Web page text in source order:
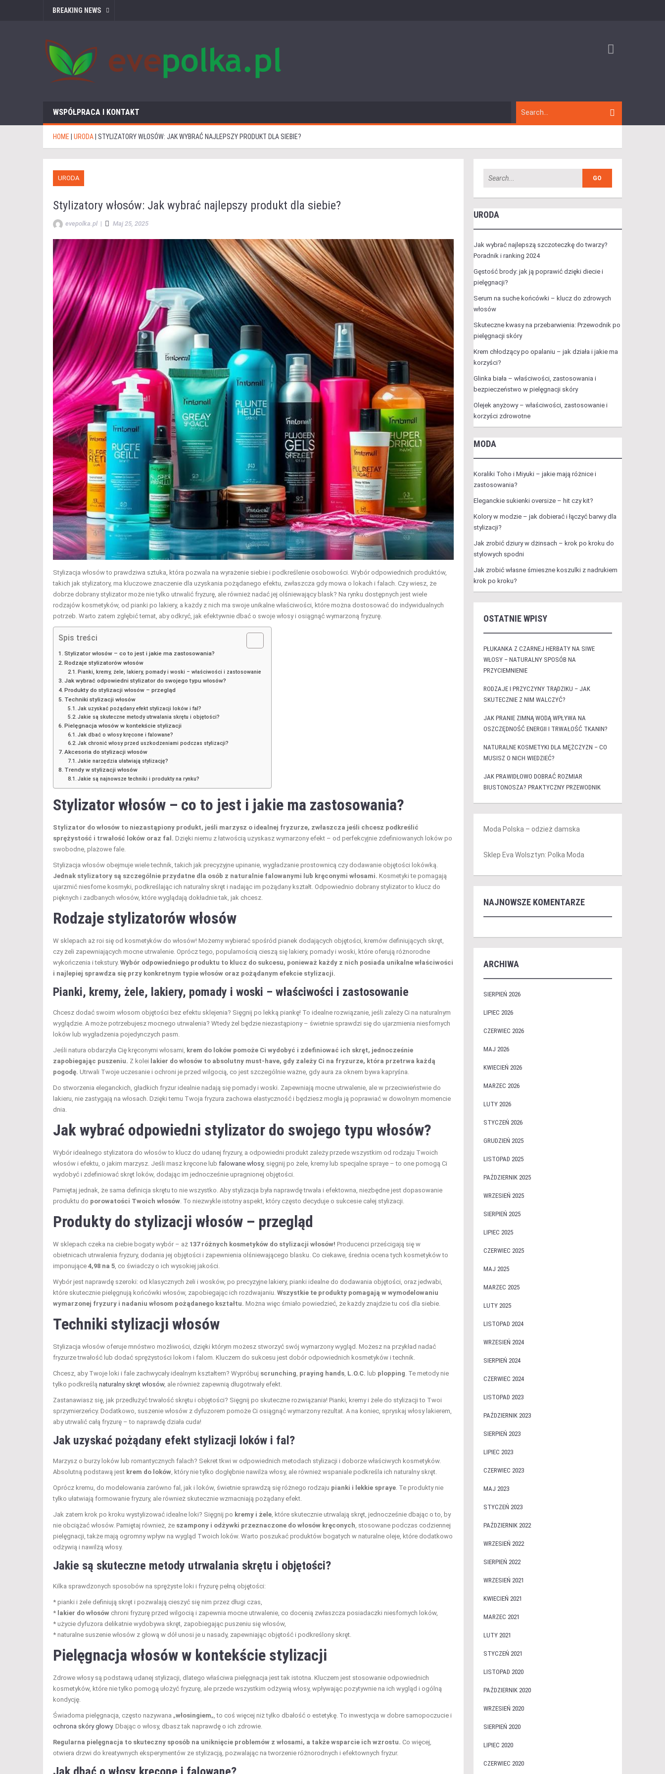
BREAKING NEWS
WSPÓŁPRACA I KONTAKT
HOME URODA STYLIZATORY WŁOSÓW: JAK WYBRAĆ NAJLEPSZY PRODUKT DLA SIEBIE?
URODA
Stylizatory włosów: Jak wybrać najlepszy produkt dla siebie?
evepolka.pl | Maj 25, 2025
Stylizacja włosów to prawdziwa sztuka, która pozwala na wyrażenie siebie i podkreślenie osobowości. Wybór odpowiednich produktów,
takich jak stylizatory, ma kluczowe znaczenie dla uzyskania pożądanego efektu, zwłaszcza gdy mowa o lokach i falach. Czy wiesz, że
dobrze dobrany stylizator może nie tylko utrwalić fryzurę, ale również nadać jej olśniewający blask? Na rynku dostępnych jest wiele
rodzajów kosmetyków, od pianki po lakiery, a każdy z nich ma swoje unikalne właściwości, które można dostosować do indywidualnych
potrzeb. Warto zatem zgłębić temat, aby odkryć, jak efektywnie dbać o swoje włosy i osiągnąć wymarzoną fryzurę.
Spis treści
Stylizator włosów – co to jest i jakie ma zastosowania?
Rodzaje stylizatorów włosów
Pianki, kremy, żele, lakiery, pomady i woski – właściwości i zastosowanie
Jak wybrać odpowiedni stylizator do swojego typu włosów?
Produkty do stylizacji włosów – przegląd
Techniki stylizacji włosów
Jak uzyskać pożądany efekt stylizacji loków i fal?
Jakie są skuteczne metody utrwalania skrętu i objętości?
Pielęgnacja włosów w kontekście stylizacji
Jak dbać o włosy kręcone i falowane?
Jak chronić włosy przed uszkodzeniami podczas stylizacji?
Akcesoria do stylizacji włosów
Jakie narzędzia ułatwiają stylizację?
Trendy w stylizacji włosów
Jakie są najnowsze techniki i produkty na rynku?
Stylizator włosów – co to jest i jakie ma zastosowania?
Stylizator do włosów to niezastąpiony produkt, jeśli marzysz o idealnej fryzurze, zwłaszcza jeśli chcesz podkreślić
sprężystość i trwałość loków oraz fal. Dzięki niemu z łatwością uzyskasz wymarzony efekt – od perfekcyjnie zdefiniowanych loków po
swobodne, plażowe fale.
Stylizacja włosów obejmuje wiele technik, takich jak precyzyjne upinanie, wygładzanie prostownicą czy dodawanie objętości lokówką.
Jednak stylizatory są szczególnie przydatne dla osób z naturalnie falowanymi lub kręconymi włosami. Kosmetyki te pomagają
ujarzmić niesforne kosmyki, podkreślając ich naturalny skręt i nadając im pożądany kształt. Odpowiednio dobrany stylizator to klucz do
pięknych i zadbanych włosów, które wyglądają dokładnie tak, jak chcesz.
Rodzaje stylizatorów włosów
W sklepach aż roi się od kosmetyków do włosów! Możemy wybierać spośród pianek dodających objętości, kremów definiujących skręt,
czy żeli zapewniających mocne utrwalenie. Oprócz tego, popularnością cieszą się lakiery, pomady i woski, które oferują różnorodne
wykończenia i tekstury. Wybór odpowiedniego produktu to klucz do sukcesu, ponieważ każdy z nich posiada unikalne właściwości
i najlepiej sprawdza się przy konkretnym typie włosów oraz pożądanym efekcie stylizacji.
Pianki, kremy, żele, lakiery, pomady i woski – właściwości i zastosowanie
Chcesz dodać swoim włosom objętości bez efektu sklejenia? Sięgnij po lekką piankę! To idealne rozwiązanie, jeśli zależy Ci na naturalnym
wyglądzie. A może potrzebujesz mocnego utrwalenia? Wtedy żel będzie niezastąpiony – świetnie sprawdzi się do ujarzmienia niesfornych
loków lub wygładzenia pojedynczych pasm.
Jeśli natura obdarzyła Cię kręconymi włosami,
krem do loków pomoże Ci wydobyć i zdefiniować ich skręt, jednocześnie
zapobiegając puszeniu. Z kolei lakier do włosów to absolutny must-have, gdy zależy Ci na fryzurze, która przetrwa każdą
pogodę. Utrwali Twoje uczesanie i ochroni je przed wilgocią, co jest szczególnie ważne, gdy aura za oknem bywa kapryśna.
Do stworzenia eleganckich, gładkich fryzur idealnie nadają się pomady i woski. Zapewniają mocne utrwalenie, ale w przeciwieństwie do
lakieru, nie zastygają na włosach. Dzięki temu Twoja fryzura zachowa elastyczność i będziesz mogła ją poprawiać w dowolnym momencie
dnia.
Jak wybrać odpowiedni stylizator do swojego typu włosów?
Wybór idealnego stylizatora do włosów to klucz do udanej fryzury, a odpowiedni produkt zależy przede wszystkim od rodzaju Twoich
włosów i efektu, o jakim marzysz. Jeśli masz kręcone lub falowane włosy, sięgnij po żele, kremy lub specjalne spraye – to one pomogą Ci
wydobyć i zdefiniować skręt loków, dodając im jednocześnie upragnionej objętości.
Pamiętaj jednak, że sama definicja skrętu to nie wszystko. Aby stylizacja była naprawdę trwała i efektowna, niezbędne jest dopasowanie
produktu do porowatości Twoich włosów . To niezwykle istotny aspekt, który często decyduje o sukcesie całej stylizacji.
Produkty do stylizacji włosów – przegląd
W sklepach czeka na ciebie bogaty wybór – aż 137 różnych kosmetyków do stylizacji włosów! Producenci prześcigają się w
obietnicach utrwalenia fryzury, dodania jej objętości i zapewnienia olśniewającego blasku. Co ciekawe, średnia ocena tych kosmetyków to
imponujące 4,98 na 5 , co świadczy o ich wysokiej jakości.
Wybór jest naprawdę szeroki: od klasycznych żeli i wosków, po precyzyjne lakiery, pianki idealne do dodawania objętości, oraz jedwabi,
które skutecznie pielęgnują końcówki włosów, zapobiegając ich rozdwajaniu. Wszystkie te produkty pomagają w wymodelowaniu
wymarzonej fryzury i nadaniu włosom pożądanego kształtu. Można więc śmiało powiedzieć, że każdy znajdzie tu coś dla siebie.
Techniki stylizacji włosów
Stylizacja włosów oferuje mnóstwo możliwości, dzięki którym możesz stworzyć swój wymarzony wygląd. Możesz na przykład nadać
fryzurze trwałość lub dodać sprężystości lokom i falom. Kluczem do sukcesu jest dobór odpowiednich kosmetyków i technik.
Chcesz, aby Twoje loki i fale zachwycały idealnym kształtem? Wypróbuj scrunching praying hands L.O.C. lub plopping . Te metody nie
tylko podkreślą naturalny skręt włosów, ale również zapewnią długotrwały efekt.
Zastanawiasz się, jak przedłużyć trwałość skrętu i objętości? Sięgnij po skuteczne rozwiązania! Pianki, kremy i żele do stylizacji to Twoi
sprzymierzeńcy. Dodatkowo, suszenie włosów z dyfuzorem pomoże Ci osiągnąć wymarzony rezultat. A na koniec, spryskaj włosy lakierem,
aby utrwalić całą fryzurę – to naprawdę działa cuda!
Jak uzyskać pożądany efekt stylizacji loków i fal?
Marzysz o burzy loków lub romantycznych falach? Sekret tkwi w odpowiednich metodach stylizacji i doborze właściwych kosmetyków.
Absolutną podstawą jest krem do loków , który nie tylko dogłębnie nawilża włosy, ale również wspaniale podkreśla ich naturalny skręt.
Oprócz kremu, do modelowania zarówno fal, jak i loków, świetnie sprawdzą się różnego rodzaju pianki i lekkie spraye . Te produkty nie
tylko ułatwiają formowanie fryzury, ale również skutecznie wzmacniają pożądany efekt.
Jak zatem krok po kroku wystylizować idealne loki? Sięgnij po kremy i żele , które skutecznie utrwalają skręt, jednocześnie dbając o to, by
nie obciążać włosów. Pamiętaj również, że szampony i odżywki przeznaczone do włosów kręconych , stosowane podczas codziennej
pielęgnacji, także mają ogromny wpływ na wygląd Twoich loków. Warto poszukać produktów bogatych w naturalne oleje, które dodatkowo
odżywią i nawilżą włosy.
Jakie są skuteczne metody utrwalania skrętu i objętości?
Kilka sprawdzonych sposobów na sprężyste loki i fryzurę pełną objętości:
* pianki i żele definiują skręt i pozwalają cieszyć się nim przez długi czas,
* lakier do włosów chroni fryzurę przed wilgocią i zapewnia mocne utrwalenie, co docenią zwłaszcza posiadaczki niesfornych loków,
* użycie dyfuzora delikatnie wydobywa skręt, zapobiegając puszeniu się włosów,
* naturalne suszenie włosów z głową w dół unosi je u nasady, zapewniając objętość i podkreślony skręt.
Pielęgnacja włosów w kontekście stylizacji
Zdrowe włosy są podstawą udanej stylizacji, dlatego właściwa pielęgnacja jest tak istotna. Kluczem jest stosowanie odpowiednich
kosmetyków, które nie tylko pomogą ułożyć fryzurę, ale przede wszystkim odżywią włosy, wpływając pozytywnie na ich wygląd i ogólną
kondycję.
Świadoma pielęgnacja, często nazywana „włosingiem„, to coś więcej niż tylko dbałość o estetykę. To inwestycja w dobre samopoczucie i
ochrona skóry głowy. Dbając o włosy, dbasz tak naprawdę o ich zdrowie.
Regularna pielęgnacja to skuteczny sposób na uniknięcie problemów z włosami, a także wsparcie ich wzrostu. Co więcej,
otwiera drzwi do kreatywnych eksperymentów ze stylizacją, pozwalając na tworzenie różnorodnych i efektownych fryzur.
URODA
Jak wybrać najlepszą szczoteczkę do twarzy?
Poradnik i ranking 2024
Gęstość brody: jak ją poprawić dzięki diecie i
pielęgnacji?
Serum na suche końcówki – klucz do zdrowych
włosów
Skuteczne kwasy na przebarwienia: Przewodnik po
pielęgnacji skóry
Krem chłodzący po opalaniu – jak działa i jakie ma
korzyści?
Glinka biała – właściwości, zastosowania i
bezpieczeństwo w pielęgnacji skóry
Olejek anyżowy – właściwości, zastosowanie i
korzyści zdrowotne
MODA
Koraliki Toho i Miyuki – jakie mają różnice i
zastosowania?
Eleganckie sukienki oversize – hit czy kit?
Kolory w modzie – jak dobierać i łączyć barwy dla
stylizacji?
Jak zrobić dziury w dżinsach – krok po kroku do
stylowych spodni
Jak zrobić własne śmieszne koszulki z nadrukiem
krok po kroku?
OSTATNIE WPISY
PŁUKANKA Z CZARNEJ HERBATY NA SIWE
WŁOSY – NATURALNY SPOSÓB NA
PRZYCIEMNIENIE
RODZAJE I PRZYCZYNY TRĄDZIKU – JAK
SKUTECZNIE Z NIM WALCZYĆ?
JAK PRANIE ZIMNĄ WODĄ WPŁYWA NA
OSZCZĘDNOŚĆ ENERGII I TRWAŁOŚĆ TKANIN?
NATURALNE KOSMETYKI DLA MĘŻCZYZN – CO
MUSISZ O NICH WIEDZIEĆ?
JAK PRAWIDŁOWO DOBRAĆ ROZMIAR
BIUSTONOSZA? PRAKTYCZNY PRZEWODNIK
Moda Polska – odzież damska
Sklep Eva Wolsztyn: Polka Moda
NAJNOWSZE KOMENTARZE
ARCHIWA
SIERPIEŃ 2026
LIPIEC 2026
CZERWIEC 2026
MAJ 2026
KWIECIEŃ 2026
MARZEC 2026
LUTY 2026
STYCZEŃ 2026
GRUDZIEŃ 2025
LISTOPAD 2025
PAŹDZIERNIK 2025
WRZESIEŃ 2025
SIERPIEŃ 2025
LIPIEC 2025
CZERWIEC 2025
MAJ 2025
MARZEC 2025
LUTY 2025
LISTOPAD 2024
WRZESIEŃ 2024
SIERPIEŃ 2024
CZERWIEC 2024
LISTOPAD 2023
PAŹDZIERNIK 2023
SIERPIEŃ 2023
LIPIEC 2023
CZERWIEC 2023
MAJ 2023
STYCZEŃ 2023
PAŹDZIERNIK 2022
WRZESIEŃ 2022
SIERPIEŃ 2022
WRZESIEŃ 2021
KWIECIEŃ 2021
MARZEC 2021
LUTY 2021
STYCZEŃ 2021
LISTOPAD 2020
PAŹDZIERNIK 2020
WRZESIEŃ 2020
SIERPIEŃ 2020
LIPIEC 2020
CZERWIEC 2020